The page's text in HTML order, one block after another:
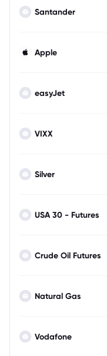
Santander
Apple
easyJet
VIXX
Silver
USA 30 - Futures
Crude Oil Futures
Natural Gas
Vodafone